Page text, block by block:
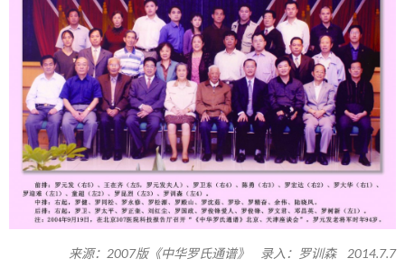
来源：2007版《中华罗氏通谱》 录入：罗训森 2014.7.7